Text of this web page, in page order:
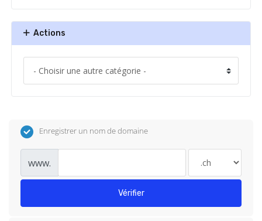
Actions
Enregistrer un nom de domaine
www.
Vérifier